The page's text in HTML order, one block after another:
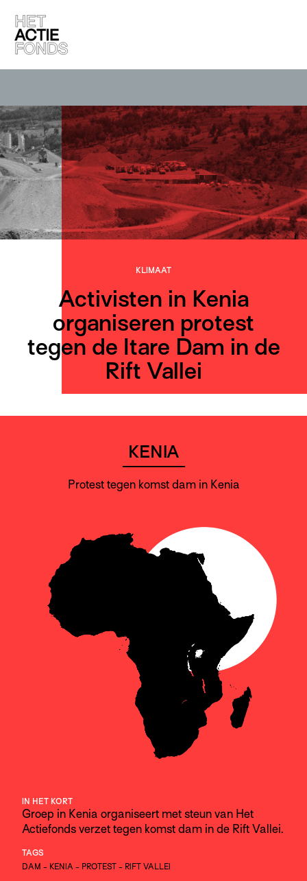
KLIMAAT
Activisten in Kenia
organiseren protest
tegen de Itare Dam in de
Rift Vallei
KENIA
Protest tegen komst dam in Kenia
IN HET KORT
Groep in Kenia organiseert met steun van Het
Actiefonds verzet tegen komst dam in de Rift Vallei.
TAGS
DAM - KENIA - PROTEST - RIFT VALLEI